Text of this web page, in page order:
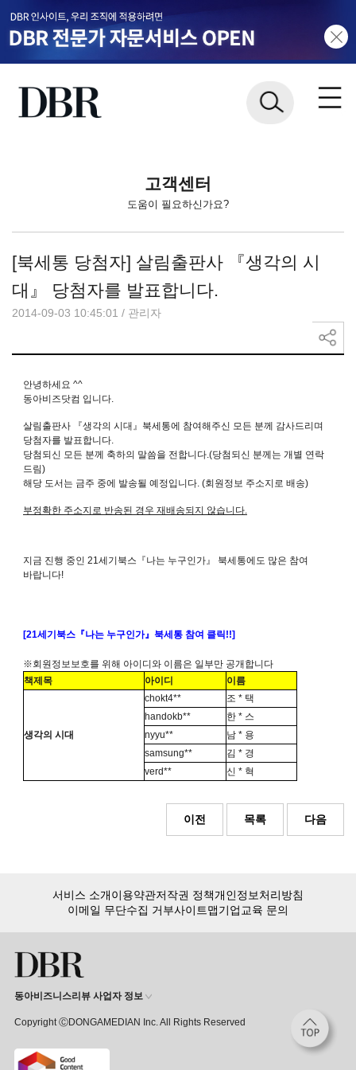
고객센터
도움이 필요하신가요?
[북세통 당첨자] 살림출판사 『생각의 시
대』 당첨자를 발표합니다.
2014-09-03 10:45:01 / 관리자
안녕하세요 ^^
동아비즈닷컴 입니다.
살림출판사 『생각의 시대』 북세통에 참여해주신 모든 분께 감사드리며
당첨자를 발표합니다.
당첨되신 모든 분께 축하의 말씀을 전합니다.(당첨되신 분께는 개별 연락
드림)
해당 도서는 금주 중에 발송될 예정입니다. (회원정보 주소지로 배송)
부정확한 주소지로 반송된 경우 재배송되지 않습니다.
지금 진행 중인 21세기북스『나는 누구인가』 북세통에도 많은 참여
바랍니다!
[21세 기 북스 『나는 누구인가』 북세통 참여 클릭!!]
※회원정보보호를 위해 아이디와 이름은 일부만 공개합니다
책제목
아이디 이름
생각의 시대
chokt4**
조 * 택
handokb**
한 * 스
nyyu**
남 * 용
samsung**
김 * 경
verd**
신 * 혁
이전 목록 다음
서비스 소개이용약관저작권 정책개인정보처리방침
이메일 무단수집 거부사이트맵기업교육 문의
동아비즈니스리뷰 사업자 정보
Copyright ⒸDONGAMEDIAN Inc. All Rights Reserved